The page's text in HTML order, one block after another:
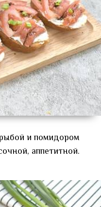
и помидором
аппетитной.